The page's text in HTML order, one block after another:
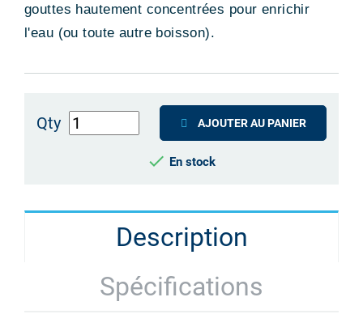
gouttes hautement concentrées pour enrichir
l'eau (ou toute autre boisson).
Qty AJOUTER AU PANIER
 En stock
Description
Spécifications